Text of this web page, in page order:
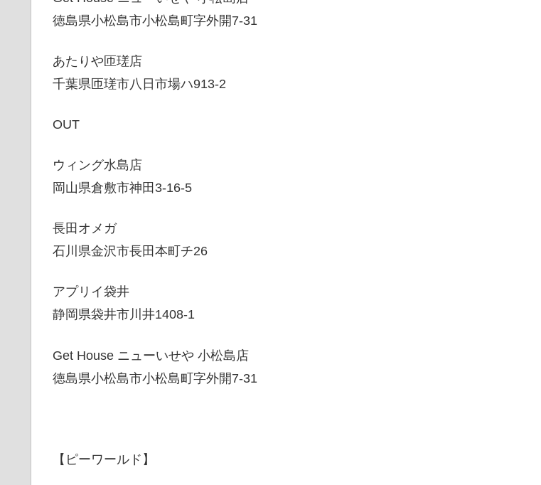
徳島県小松島市小松島町字外開7-31
あたりや匝瑳店
千葉県匝瑳市八日市場ハ913-2
OUT
ウィング水島店
岡山県倉敷市神田3-16-5
長田オメガ
石川県金沢市長田本町チ26
アプリイ袋井
静岡県袋井市川井1408-1
Get House ニューいせや 小松島店
徳島県小松島市小松島町字外開7-31
【ピーワールド】